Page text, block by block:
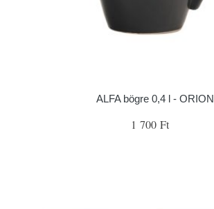
ALFA bögre 0,4 l - ORION
1 700 Ft